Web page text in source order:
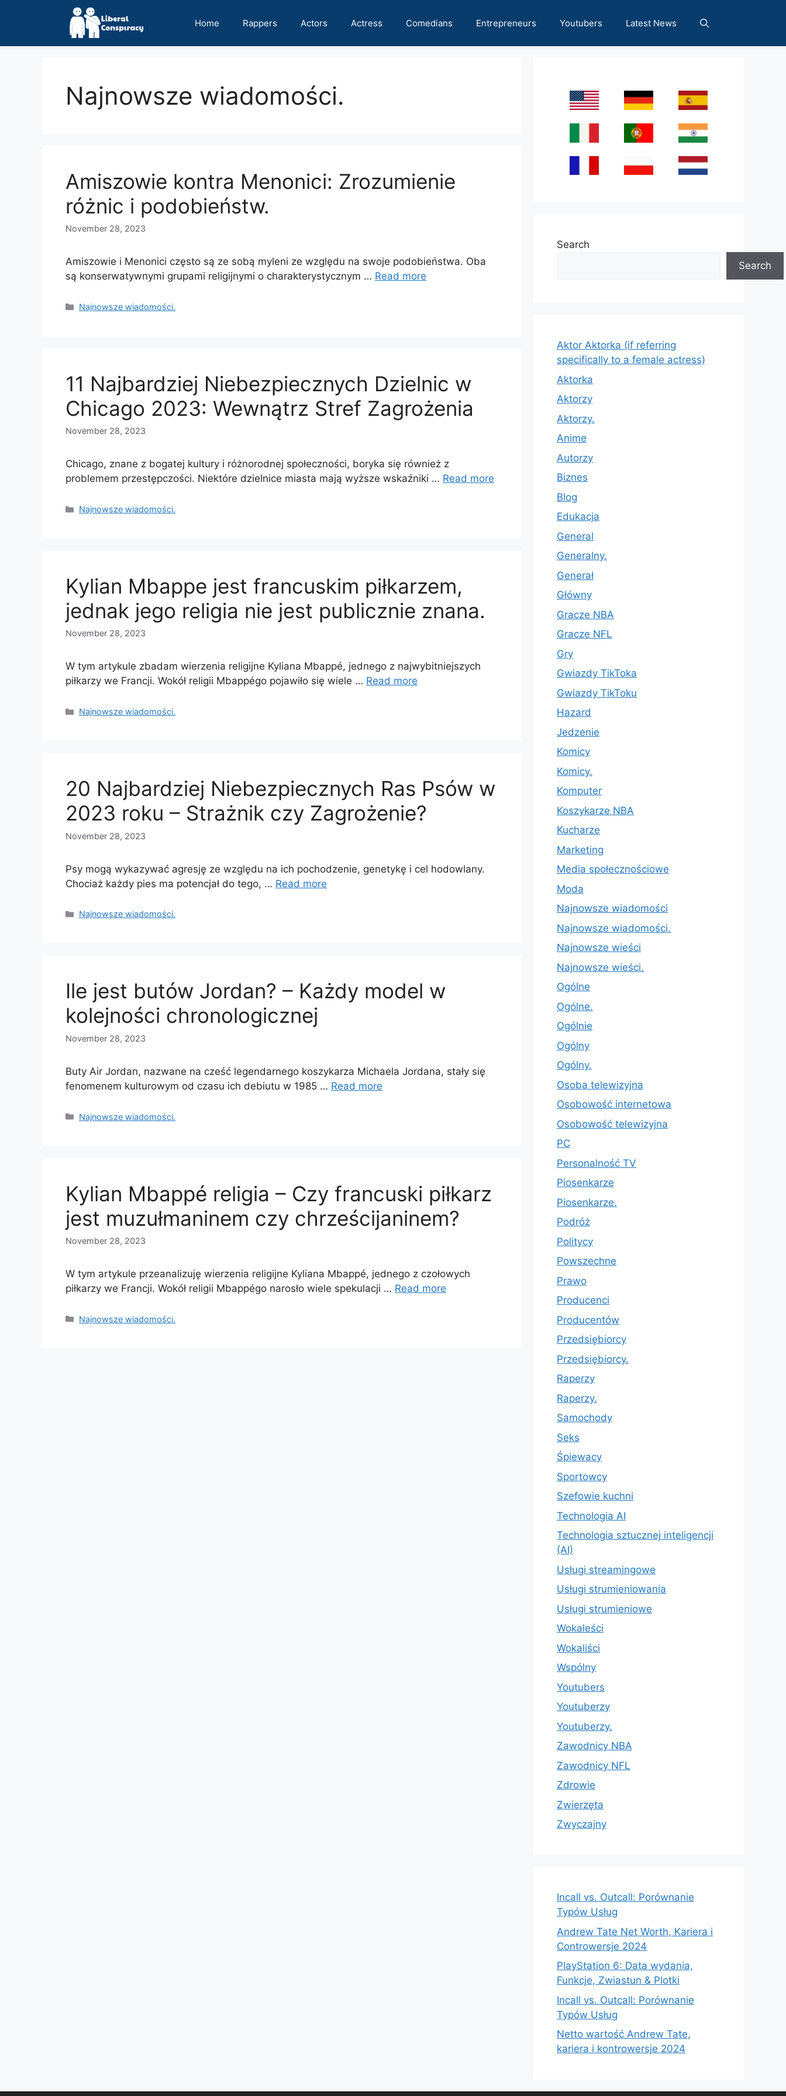
Home Rappers Actors Actress Comedians Entrepreneurs Youtubers Latest News
Najnowsze wiadomości.
Amiszowie kontra Menonici: Zrozumienie
różnic i podobieństw.
November 28, 2023
Amiszowie i Menonici często są ze sobą myleni ze względu na swoje podobieństwa. Oba
są konserwatywnymi grupami religijnymi o charakterystycznym … Read more
Categories
Najnowsze wiadomości.
11 Najbardziej Niebezpiecznych Dzielnic w
Chicago 2023: Wewnątrz Stref Zagrożenia
November 28, 2023
Chicago, znane z bogatej kultury i różnorodnej społeczności, boryka się również z
problemem przestępczości. Niektóre dzielnice miasta mają wyższe wskaźniki … Read more
Categories
Najnowsze wiadomości.
Kylian Mbappe jest francuskim piłkarzem,
jednak jego religia nie jest publicznie znana.
November 28, 2023
W tym artykule zbadam wierzenia religijne Kyliana Mbappé, jednego z najwybitniejszych
piłkarzy we Francji. Wokół religii Mbappégo pojawiło się wiele … Read more
Categories
Najnowsze wiadomości.
20 Najbardziej Niebezpiecznych Ras Psów w
2023 roku – Strażnik czy Zagrożenie?
November 28, 2023
Psy mogą wykazywać agresję ze względu na ich pochodzenie, genetykę i cel hodowlany.
Chociaż każdy pies ma potencjał do tego, … Read more
Categories
Najnowsze wiadomości.
Ile jest butów Jordan? – Każdy model w
kolejności chronologicznej
November 28, 2023
Buty Air Jordan, nazwane na cześć legendarnego koszykarza Michaela Jordana, stały się
fenomenem kulturowym od czasu ich debiutu w 1985 … Read more
Categories
Najnowsze wiadomości.
Kylian Mbappé religia – Czy francuski piłkarz
jest muzułmaninem czy chrześcijaninem?
November 28, 2023
W tym artykule przeanalizuję wierzenia religijne Kyliana Mbappé, jednego z czołowych
piłkarzy we Francji. Wokół religii Mbappégo narosło wiele spekulacji … Read more
Categories
Najnowsze wiadomości.
Search
Search
Aktor Aktorka (if referring
specifically to a female actress)
Aktorka
Aktorzy
Aktorzy.
Anime
Autorzy
Biznes
Blog
Edukacja
General
Generalny.
Generał
Główny
Gracze NBA
Gracze NFL
Gry
Gwiazdy TikToka
Gwiazdy TikToku
Hazard
Jedzenie
Komicy
Komicy.
Komputer
Koszykarze NBA
Kucharze
Marketing
Media społecznościowe
Moda
Najnowsze wiadomości
Najnowsze wiadomości.
Najnowsze wieści
Najnowsze wieści.
Ogólne
Ogólne.
Ogólnie
Ogólny
Ogólny.
Osoba telewizyjna
Osobowość internetowa
Osobowość telewizyjna
PC
Personalność TV
Piosenkarze
Piosenkarze.
Podróż
Politycy
Powszechne
Prawo
Producenci
Producentów
Przedsiębiorcy
Przedsiębiorcy.
Raperzy
Raperzy.
Samochody
Seks
Śpiewacy
Sportowcy
Szefowie kuchni
Technologia AI
Technologia sztucznej inteligencji
(AI)
Usługi streamingowe
Usługi strumieniowania
Usługi strumieniowe
Wokaleści
Wokaliści
Wspólny
Youtubers
Youtuberzy
Youtuberzy.
Zawodnicy NBA
Zawodnicy NFL
Zdrowie
Zwierzęta
Zwyczajny
Incall vs. Outcall: Porównanie
Typów Usług
Andrew Tate Net Worth, Kariera i
Controwersje 2024
PlayStation 6: Data wydania,
Funkcje, Zwiastun & Plotki
Incall vs. Outcall: Porównanie
Typów Usług
Netto wartość Andrew Tate,
kariera i kontrowersje 2024